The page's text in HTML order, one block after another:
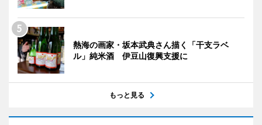
熱海の画家・坂本武典さん描く「干支ラベ
ル」純米酒 伊豆山復興支援に
もっと見る